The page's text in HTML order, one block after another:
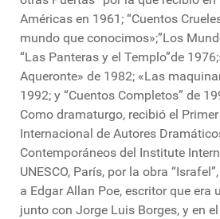
Américas en 1961; “Cuentos
mundo que conocimos»;”Los
“Las Panteras y el Templo”de
Aqueronte» de 1982; «Las
1992; y “Cuentos Completos” de
Como dramaturgo, recibió el
Internacional de Autores
Contemporáneos del Institute
UNESCO, París, por la obra
a Edgar Allan Poe, escritor que era
junto con Jorge Luis Borges, y en